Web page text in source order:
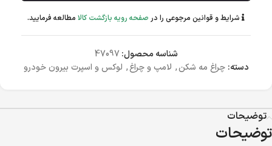
شرایط و قوانین مرجوعی را در صفحه رویه بازگشت کالا مطالعه فرمایید.
شناسه محصول: 47097
دسته: چراغ مه شکن, لامپ و چراغ, لوکس و اسپرت بیرون خودرو
توضیحات
توضیحات